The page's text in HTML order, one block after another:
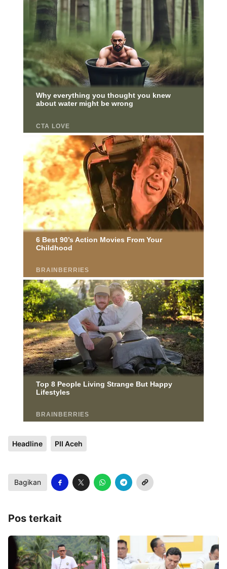
Headline PII Aceh
Bagikan
Pos terkait